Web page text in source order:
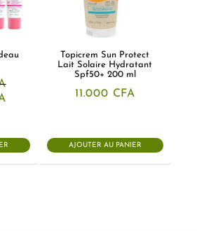
44.000 CFA.
Topicrem Sun Protect
Lait Solaire Hydratant
Spf50+ 200 ml
11.000 CFA
AJOUTER AU PANIER